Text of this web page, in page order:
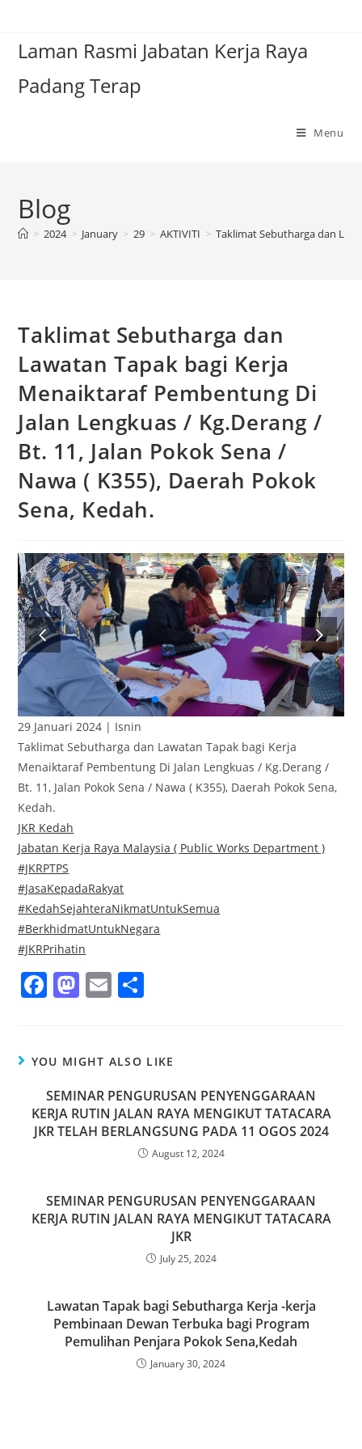
Laman Rasmi Jabatan Kerja Raya
Padang Terap
Menu
Blog
> 2024 > January > 29 > AKTIVITI > Taklimat Sebutharga dan
Taklimat Sebutharga dan
Lawatan Tapak bagi Kerja
Menaiktaraf Pembentung Di
Jalan Lengkuas / Kg.Derang /
Bt. 11, Jalan Pokok Sena /
Nawa ( K355), Daerah Pokok
Sena, Kedah.
29 Januari 2024 | Isnin
Taklimat Sebutharga dan Lawatan Tapak bagi Kerja
Menaiktaraf Pembentung Di Jalan Lengkuas / Kg.Derang /
Bt. 11, Jalan Pokok Sena / Nawa ( K355), Daerah Pokok Sena,
Kedah.
JKR Kedah
Jabatan Kerja Raya Malaysia ( Public Works Department )
#JKRPTPS
#JasaKepadaRakyat
#KedahSejahteraNikmatUntukSemua
#BerkhidmatUntukNegara
#JKRPrihatin
F
e
b
o
o
M
o
d
o
n
E
l e
YOU MIGHT ALSO LIKE
SEMINAR PENGURUSAN PENYENGGARAAN
KERJA RUTIN JALAN RAYA MENGIKUT TATACARA
JKR TELAH BERLANGSUNG PADA 11 OGOS 2024
August 12, 2024
SEMINAR PENGURUSAN PENYENGGARAAN
KERJA RUTIN JALAN RAYA MENGIKUT TATACARA
JKR
July 25, 2024
Lawatan Tapak bagi Sebutharga Kerja -kerja
Pembinaan Dewan Terbuka bagi Program
Pemulihan Penjara Pokok Sena,Kedah
January 30, 2024